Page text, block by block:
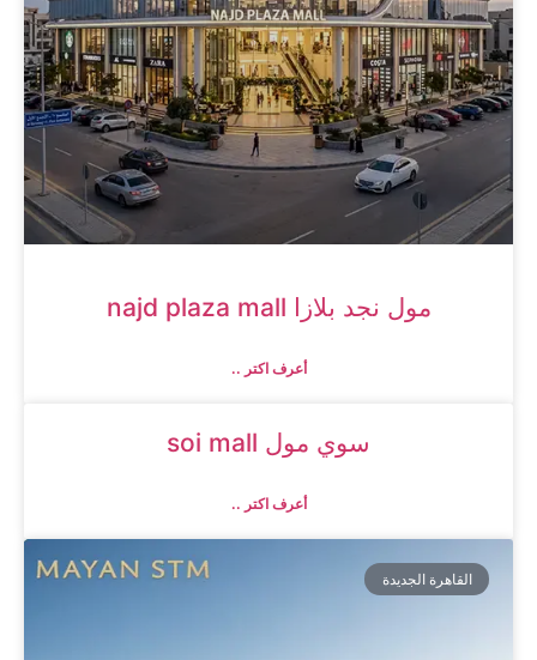
مول نجد بلازا najd plaza mall
أعرف اكتر ..
سوي مول soi mall
أعرف اكتر ..
القاهرة الجديدة